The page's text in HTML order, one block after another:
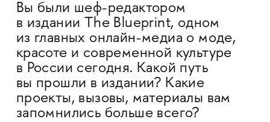
Вы были шеф-редактором
в издании The Blueprint, одном
из главных онлайн-медиа о моде,
красоте и современной культуре
в России сегодня. Какой путь
вы прошли в издании? Какие
проекты, вызовы, материалы вам
запомнились больше всего?